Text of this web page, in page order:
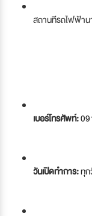
สถานทีรถไฟฟ้าน
เบอร์โทรศัพท์:
วันเปิดทำการ:ทุ